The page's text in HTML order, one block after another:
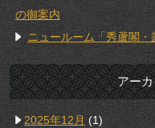
の御案内
ニュールーム「秀蘆閣
アー
2025年12月 (1)